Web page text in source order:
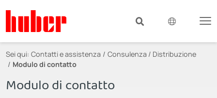
Sei qui: Contatti e assistenza
Consulenza / Distribuzione
Modulo di contatto
Modulo di contatto